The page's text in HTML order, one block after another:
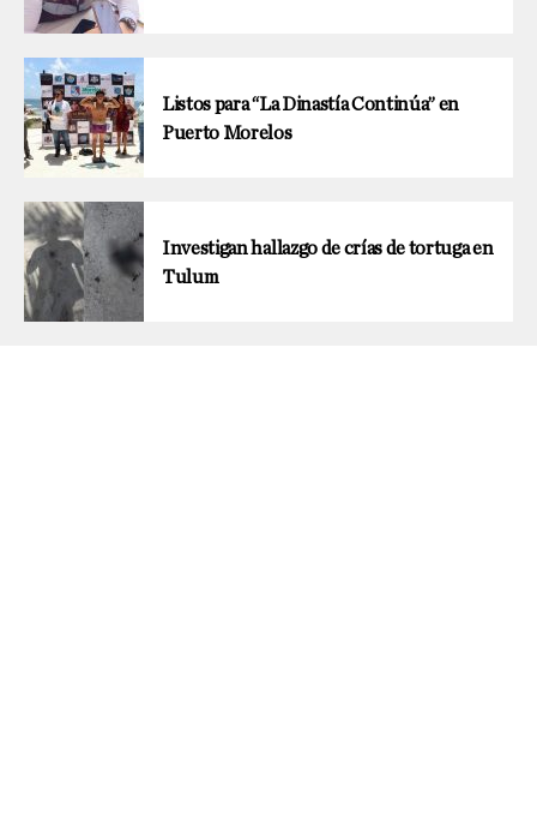
Listos para “La Dinastía Continúa” en
Puerto Morelos
Investigan hallazgo de crías de tortuga en
Tulum